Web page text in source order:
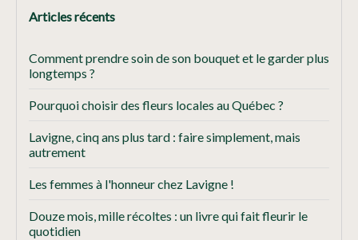
Articles récents
Comment prendre soin de son bouquet et le garder plus
longtemps ?
Pourquoi choisir des fleurs locales au Québec ?
Lavigne, cinq ans plus tard : faire simplement, mais
autrement
Les femmes à l'honneur chez Lavigne !
Douze mois, mille récoltes : un livre qui fait fleurir le
quotidien